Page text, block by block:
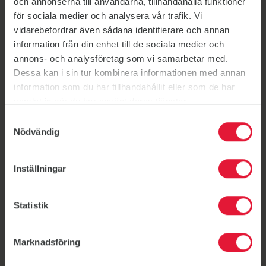
för sociala medier och analysera vår trafik. Vi
vidarebefordrar även sådana identifierare och annan
information från din enhet till de sociala medier och
annons- och analysföretag som vi samarbetar med.
Dessa kan i sin tur kombinera informationen med annan
information som du har tillhandahållit eller som de har
Nödvändig
Inställningar
Statistik
Marknadsföring
MAY
Mon 4 May – BANK HOLIDAY – NO CLASS!
Mon 11 May
Mon 18 May
Mon 25 May – HALF TERM – NO CLASS!
JUNE
Mon 15 June
Mon 22 June
JULY
Honeywell Infant School